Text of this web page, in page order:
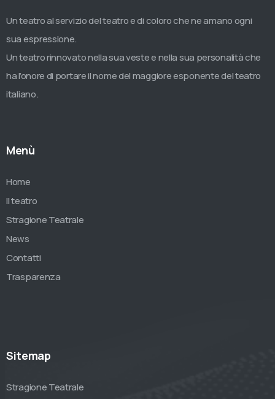
Un teatro al servizio del teatro e di coloro che ne amano ogni
sua espressione.
Un teatro rinnovato nella sua veste e nella sua personalità che
ha l’onore di portare il nome del maggiore esponente del teatro
italiano.
Menù
Home
Il teatro
Stragione Teatrale
News
Contatti
Trasparenza
Sitemap
Stragione Teatrale